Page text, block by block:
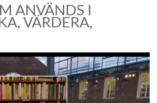
ANVÄNDS I
VÄRDERA,